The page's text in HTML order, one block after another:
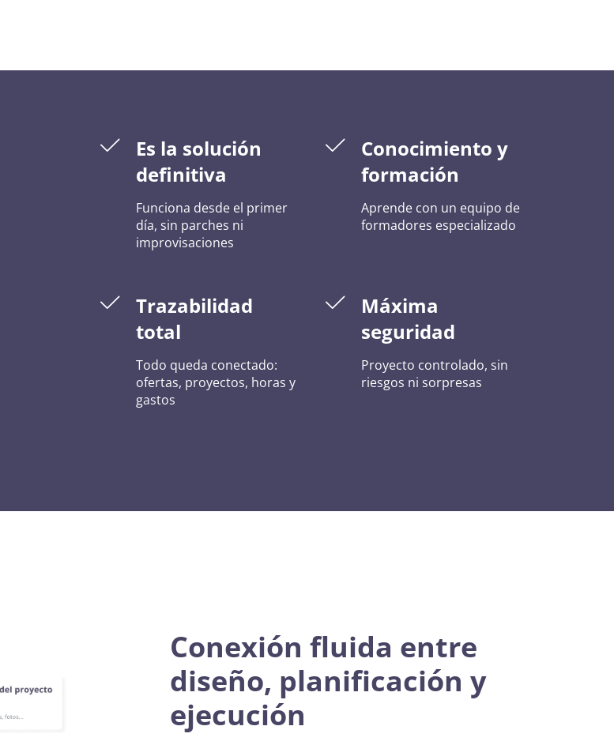
Es la solución
definitiva
Funciona desde el primer
día, sin parches ni
improvisaciones
Conocimiento y
formación
Aprende con un equipo de
formadores especializado
Trazabilidad
total
Todo queda conectado:
ofertas, proyectos, horas y
gastos
Máxima
seguridad
Proyecto controlado, sin
riesgos ni sorpresas
Conexión fluida entre
diseño, planificación y
ejecución